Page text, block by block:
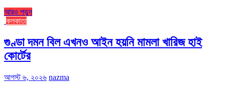
আরও পড়ুন
কলকাতা
গুণ্ডা দমন বিল এখনও আইন হয়নি মামলা খারিজ হাই
কোর্টের
আগস্ট ৬, ২০২৬ nazma